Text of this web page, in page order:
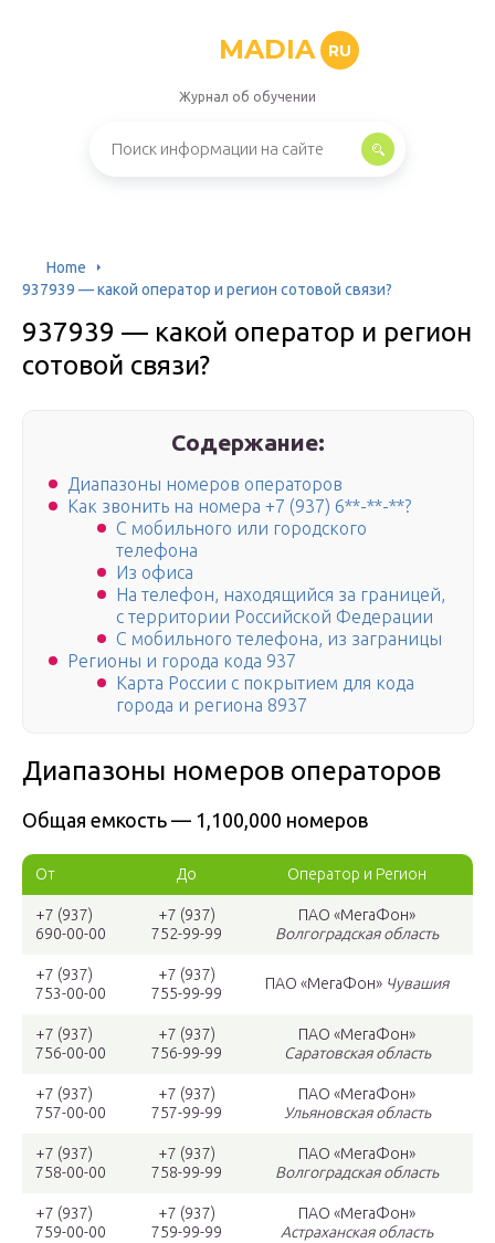
MADIA RU
Журнал об обучении
Home
937939 — какой оператор и регион сотовой связи?
937939 — какой оператор и регион
сотовой связи?
Содержание:
Диапазоны номеров операторов
Как звонить на номера +7 (937) 6**-**-**?
С мобильного или городского
телефона
Из офиса
На телефон, находящийся за границей,
с территории Российской Федерации
С мобильного телефона, из заграницы
Регионы и города кода 937
Карта России с покрытием для кода
города и региона 8937
Диапазоны номеров операторов
Общая емкость — 1,100,000 номеров
От До Оператор и Регион
+7 (937)
690-00-00
+7 (937)
752-99-99
ПАО «МегаФон»
Волгоградская область
+7 (937)
753-00-00
+7 (937)
755-99-99
ПАО «МегаФон» Чувашия
+7 (937)
756-00-00
+7 (937)
756-99-99
ПАО «МегаФон»
Саратовская область
+7 (937)
757-00-00
+7 (937)
757-99-99
ПАО «МегаФон»
Ульяновская область
+7 (937)
758-00-00
+7 (937)
758-99-99
ПАО «МегаФон»
Волгоградская область
+7 (937)
759-00-00
+7 (937)
759-99-99
ПАО «МегаФон»
Астраханская область